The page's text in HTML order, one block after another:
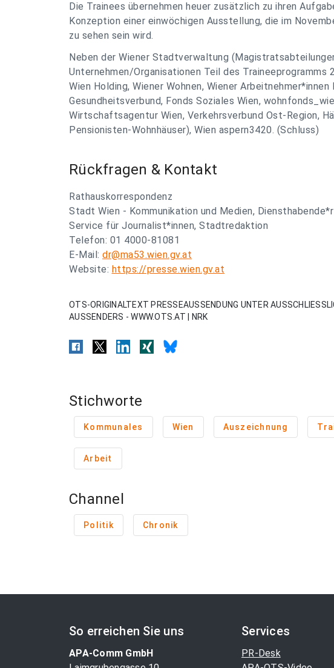
Die Trainees übernehmen heuer zusätzlich zu ihren
Konzeption einer einwöchigen Ausstellung, die im
zu sehen sein wird.
Neben der Wiener Stadtverwaltung
Unternehmen/Organisationen Teil des
Wien Holding, Wiener Wohnen, Wiener
Gesundheitsverbund, Fonds Soziales Wien,
Wirtschaftsagentur Wien, Verkehrsverbund Ost-Region,
Pensionisten-Wohnhäuser), Wien aspern3420. (Schluss)
Rückfragen & Kontakt
Rathauskorrespondenz
Stadt Wien - Kommunikation und Medien,
Service für Journalist*innen, Stadtredaktion
Telefon: 01 4000-81081
E-Mail: dr@ma53.wien.gv.at
Website: https://presse.wien.gv.at
OTS-ORIGINALTEXT PRESSEAUSSENDUNG UNTER
AUSSENDERS - WWW.OTS.AT | NRK
Stichworte
Kommunales Wien Auszeichnung
Arbeit
Channel
Politik Chronik
So erreichen Sie uns
APA-Comm GmbH
Services
PR-Desk